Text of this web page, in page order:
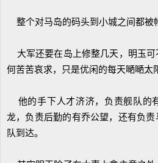
整个对马岛的码头到小城之间都被
大军还要在岛上修整几天，明玉可
何苦苦哀求，只是优闲的每天嗮嗮太
他的手下人才济济，负责舰队的
龙，负责后勤的有乔公望，还有负
队到达。